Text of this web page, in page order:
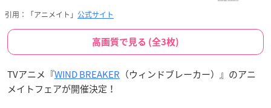
引用：「アニメイト」 公式サイト
高画質で見る (全3枚)
TVアニメ『WIND BREAKER （ウィンドブレーカー）』のアニ
メイトフェアが開催決定！